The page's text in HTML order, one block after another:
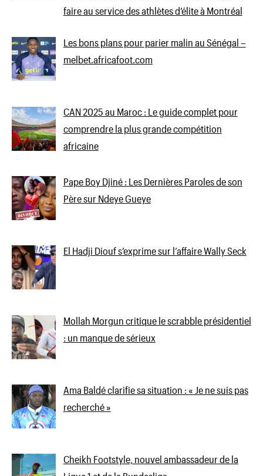
faire au service des athlètes d’élite à Montréal
Les bons plans pour parier malin au Sénégal –
melbet.africafoot.com
CAN 2025 au Maroc : Le guide complet pour
comprendre la plus grande compétition
africaine
Pape Boy Djiné : Les Dernières Paroles de son
Père sur Ndeye Gueye
El Hadji Diouf s’exprime sur l’affaire Wally Seck
Mollah Morgun critique le scrabble présidentiel
: un manque de sérieux
Ama Baldé clarifie sa situation : « Je ne suis pas
recherché »
Cheikh Footstyle, nouvel ambassadeur de la